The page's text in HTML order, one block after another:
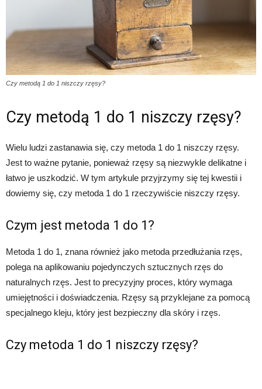
Czy metodą 1 do 1 niszczy rzęsy?
Czy metodą 1 do 1 niszczy rzęsy?
Wielu ludzi zastanawia się, czy metoda 1 do 1 niszczy rzęsy.
Jest to ważne pytanie, ponieważ rzęsy są niezwykle delikatne i
łatwo je uszkodzić. W tym artykule przyjrzymy się tej kwestii i
dowiemy się, czy metoda 1 do 1 rzeczywiście niszczy rzęsy.
Czym jest metoda 1 do 1?
Metoda 1 do 1, znana również jako metoda przedłużania rzęs,
polega na aplikowaniu pojedynczych sztucznych rzęs do
naturalnych rzęs. Jest to precyzyjny proces, który wymaga
umiejętności i doświadczenia. Rzęsy są przyklejane za pomocą
specjalnego kleju, który jest bezpieczny dla skóry i rzęs.
Czy metoda 1 do 1 niszczy rzęsy?